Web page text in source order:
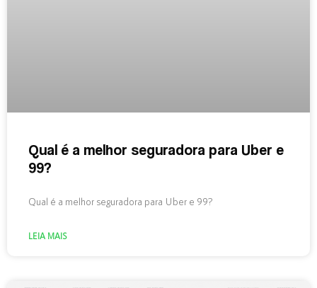
Qual é a melhor seguradora para Uber e
99?
Qual é a melhor seguradora para Uber e 99?
LEIA MAIS